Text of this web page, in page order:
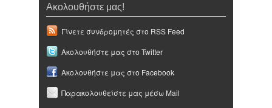
Ακολουθήστε μας!
Γίνετε συνδρομητές στο RSS Feed
Ακολουθήστε μας στο Twitter
Ακολουθήστε μας στο Facebook
Παρακολουθείστε μας μέσω Mail